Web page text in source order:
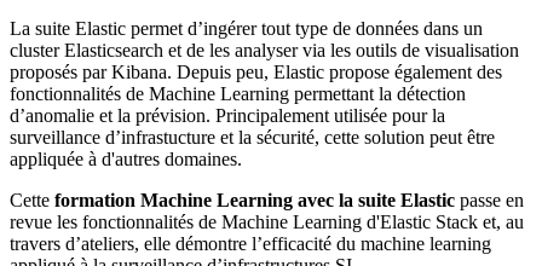
La suite Elastic permet d’ingérer tout type de données dans un
cluster Elasticsearch et de les analyser via les outils de visualisation
proposés par Kibana. Depuis peu, Elastic propose également des
fonctionnalités de Machine Learning permettant la détection
d’anomalie et la prévision. Principalement utilisée pour la
surveillance d’infrastucture et la sécurité, cette solution peut être
appliquée à d'autres domaines.
Cette formation Machine Learning avec la suite Elastic passe en
revue les fonctionnalités de Machine Learning d'Elastic Stack et, au
travers d’ateliers, elle démontre l’efficacité du machine learning